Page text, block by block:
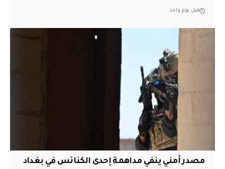
قبل يوم واحد
مصدر أمني ينفي مداهمة إحدى الكنائس في بغداد